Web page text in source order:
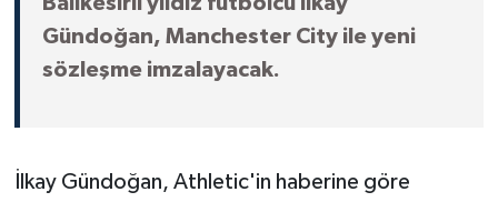
Gündoğan, Manchester City ile yeni
sözleşme imzalayacak.
İlkay Gündoğan, Athletic'in haberine göre